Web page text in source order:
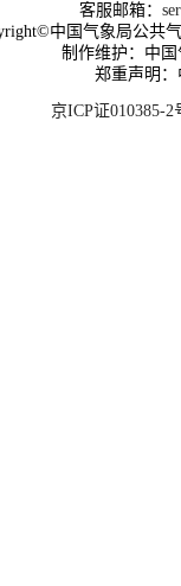
客服邮箱：
中国气象局公共
制作维护：中
郑重声明
京ICP证010385-2